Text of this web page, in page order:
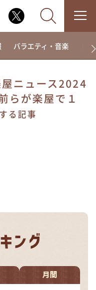
やすとものいたっ
する？～
カタ
バラエティ・音楽 ド
ニュース2024
らが楽屋で１
る記事
月間